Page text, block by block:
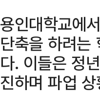
용인대학교에
단축을 하려는
다. 이들은 정
진하며 파업